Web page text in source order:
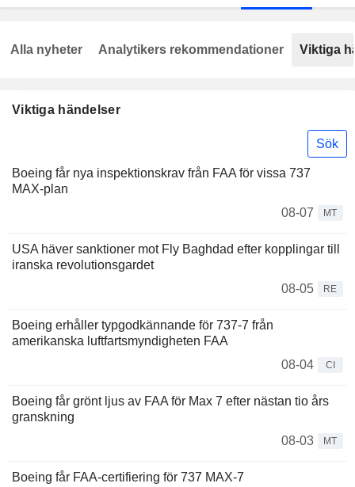
Viktiga händelser
Sök
Boeing får nya inspektionskrav från FAA för vissa 737
MAX-plan
08-07
MT
USA häver sanktioner mot Fly Baghdad efter kopplingar till
iranska revolutionsgardet
08-05
RE
Boeing erhåller typgodkännande för 737-7 från
amerikanska luftfartsmyndigheten FAA
08-04
CI
Boeing får grönt ljus av FAA för Max 7 efter nästan tio års
granskning
08-03
MT
Boeing får FAA-certifiering för 737 MAX-7
Alla nyheter Analytikers rekommendationer Viktiga